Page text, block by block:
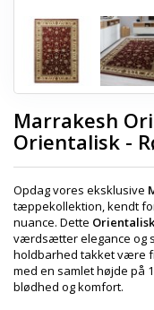
Marrakesh
Orientalisk -
Opdag vores eksklusive
tæppekollektion, kendt
nuance. Dette
værdsætter elegance og
holdbarhed takket være
med en samlet højde på
blødhed og komfort.